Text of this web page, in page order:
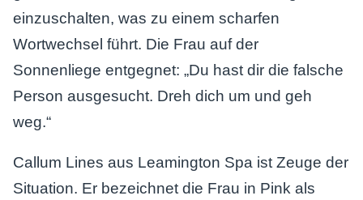
einzuschalten, was zu einem scharfen
Wortwechsel führt. Die Frau auf der
Sonnenliege entgegnet: „Du hast dir die falsche
Person ausgesucht. Dreh dich um und geh
weg.“
Callum Lines aus Leamington Spa ist Zeuge der
Situation. Er bezeichnet die Frau in Pink als